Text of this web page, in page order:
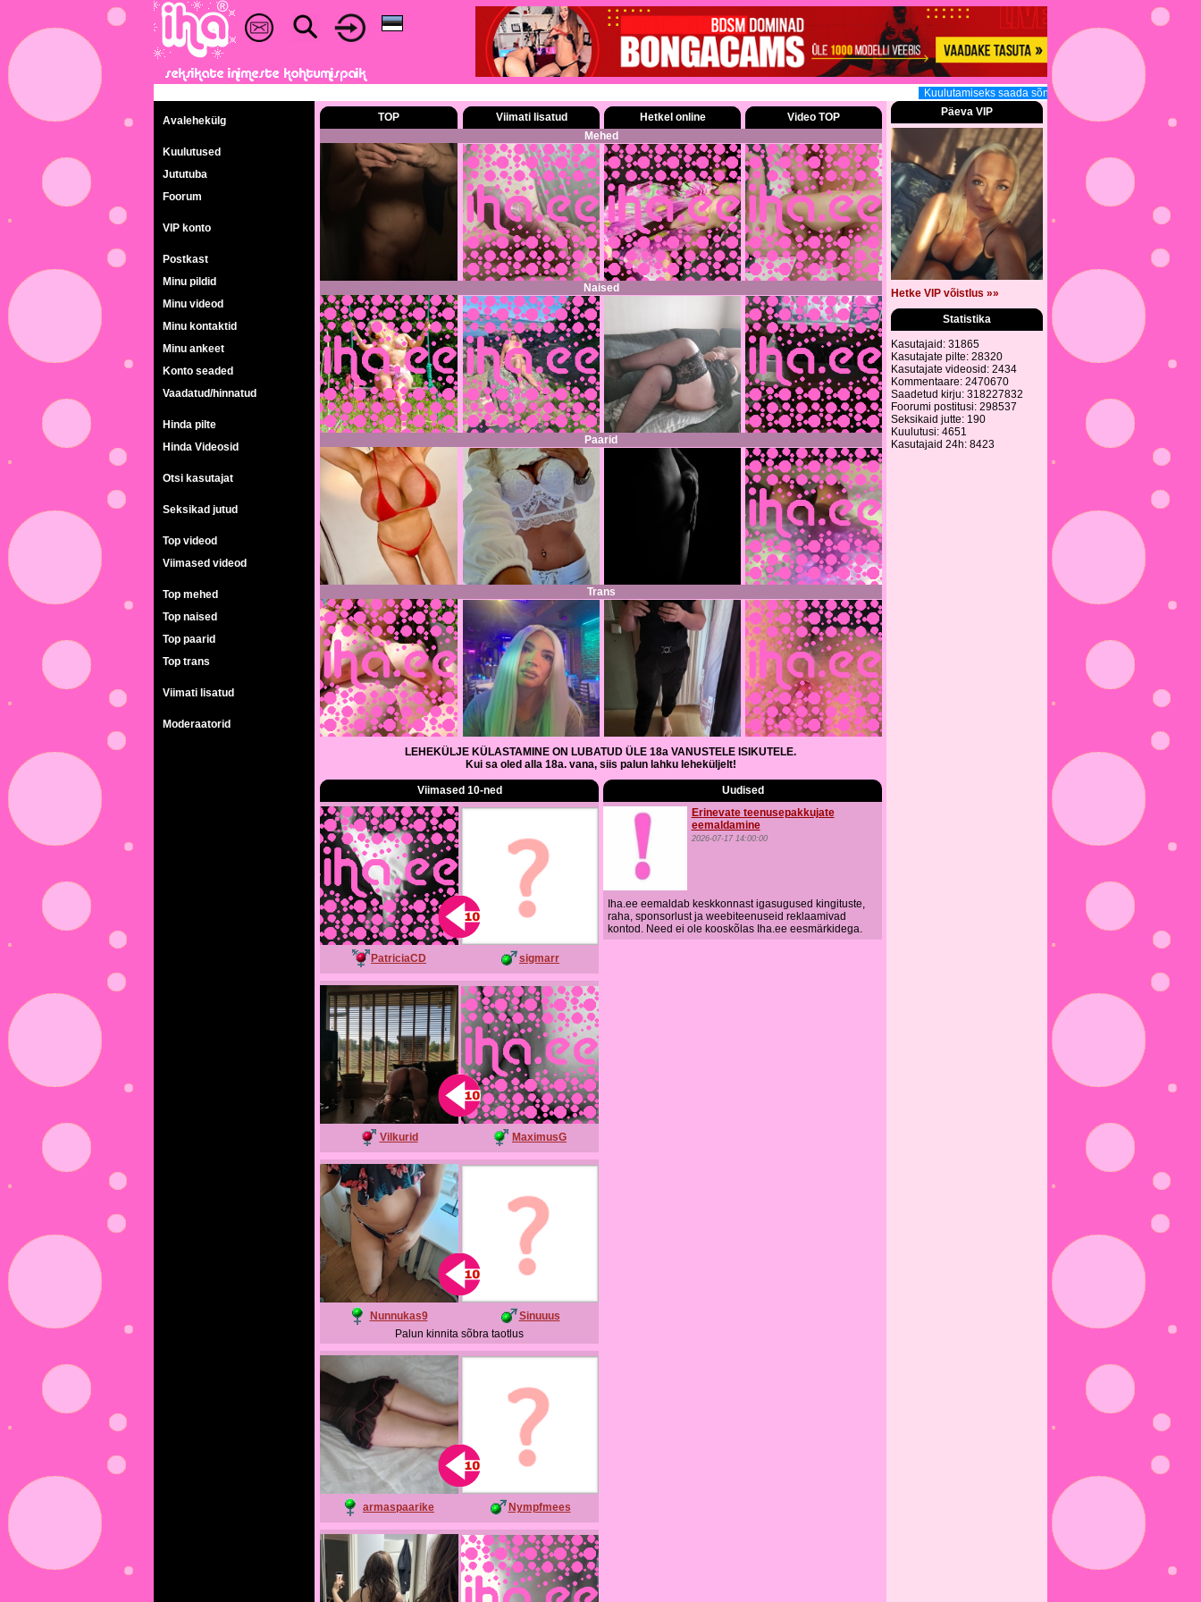
Kuulutamiseks saada sõnum (3.30 EUR, 160tm, 12h) sisuga
Avalehekülg
Kuulutused
Jututuba
Foorum
VIP konto
Postkast
Minu pildid
Minu videod
Minu kontaktid
Minu ankeet
Konto seaded
Vaadatud/hinnatud
Hinda pilte
Hinda Videosid
Otsi kasutajat
Seksikad jutud
Top videod
Viimased videod
Top mehed
Top naised
Top paarid
Top trans
Viimati lisatud
Moderaatorid
TOP Viimati lisatud Hetkel online
Video TOP
Mehed
Naised
Paarid
Trans
LEHEKÜLJE KÜLASTAMINE ON LUBATUD ÜLE 18a VANUSTELE ISIKUTELE.
Kui sa oled alla 18a. vana, siis palun lahku leheküljelt!
Viimased 10-ned
PatriciaCD sigmarr
Vilkurid MaximusG
Nunnukas9
Sinuuus
Palun kinnita sõbra taotlus
armaspaarike Nympfmees
Uudised
Erinevate teenusepakkujate
eemaldamine
2026-07-17 14:00:00
Iha.ee eemaldab keskkonnast igasugused kingituste,
raha, sponsorlust ja weebiteenuseid reklaamivad
kontod. Need ei ole kooskõlas Iha.ee eesmärkidega.
Päeva VIP
Hetke VIP võistlus »»
Statistika
Kasutajaid: 31865
Kasutajate pilte: 28320
Kasutajate videosid: 2434
Kommentaare: 2470670
Saadetud kirju: 318227832
Foorumi postitusi: 298537
Seksikaid jutte: 190
Kuulutusi: 4651
Kasutajaid 24h: 8423